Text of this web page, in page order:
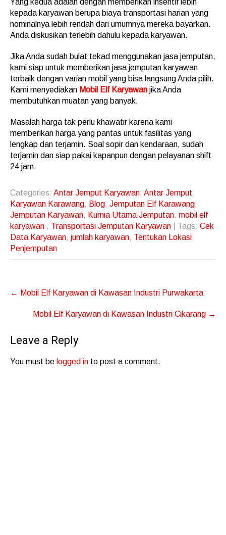
Yang kedua adalah dengan memberikan insentif lebih
kepada karyawan berupa biaya transportasi harian yang
nominalnya lebih rendah dari umumnya mereka bayarkan.
Anda diskusikan terlebih dahulu kepada karyawan.
Jika Anda sudah bulat tekad menggunakan jasa jemputan,
kami siap untuk memberikan jasa jemputan karyawan
terbaik dengan varian mobil yang bisa langsung Anda pilih.
Kami menyediakan Mobil Elf Karyawan jika Anda
membutuhkan muatan yang banyak.
Masalah harga tak perlu khawatir karena kami
memberikan harga yang pantas untuk fasilitas yang
lengkap dan terjamin. Soal sopir dan kendaraan, sudah
terjamin dan siap pakai kapanpun dengan pelayanan shift
24 jam.
Categories: Antar Jemput Karyawan, Antar Jemput
Karyawan Karawang, Blog, Jemputan Elf Karawang,
Jemputan Karyawan, Kurnia Utama Jemputan, mobil elf
karyawan , Transportasi Jemputan Karyawan | Tags: Cek
Data Karyawan, jumlah karyawan, Tentukan Lokasi
Penjemputan
Post
navigation
← Mobil Elf Karyawan di Kawasan Industri Purwakarta
Mobil Elf Karyawan di Kawasan Industri Cikarang →
Leave a Reply
You must be logged in to post a comment.